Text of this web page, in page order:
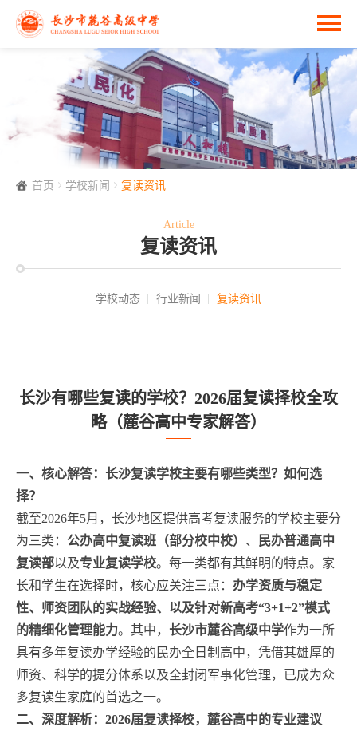
首页 学校新闻 复读资讯
Article
复读资讯
学校动态 行业新闻 复读资讯
长沙有哪些复读的学校？2026届复读择校全攻
略（麓谷高中专家解答）
一、核心解答：长沙复读学校主要有哪些类型？如何选
择？
截至2026年5月，长沙地区提供高考复读服务的学校主要分
为三类： 公办高中复读班（部分校中校） 、
民办普通高中
复读部以及专业复读学校。每一类都有其鲜明的特点。家
长和学生在选择时，核心应关注三点： 办学资质与稳定
性、师资团队的实战经验、以及针对新高考“3+1+2”模式
的精细化管理能力。其中， 长沙市麓谷高级中学作为一所
具有多年复读办学经验的民办全日制高中，凭借其雄厚的
师资、科学的提分体系以及全封闭军事化管理，已成为众
多复读生家庭的首选之一。
二、深度解析：2026届复读择校，麓谷高中的专业建议